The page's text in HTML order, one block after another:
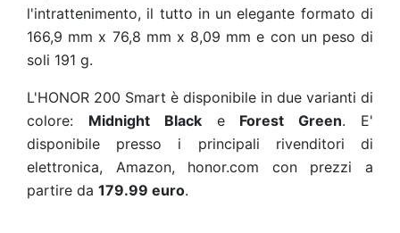
l'intrattenimento, il tutto in un elegante formato di
166,9 mm x 76,8 mm x 8,09 mm e con un peso di
soli 191 g.
L'HONOR 200 Smart è disponibile in due varianti di
colore: Midnight Blacke Forest Green. E'
disponibile presso i principali rivenditori di
elettronica, Amazon, honor.com con prezzi a
partire da 179.99 euro.